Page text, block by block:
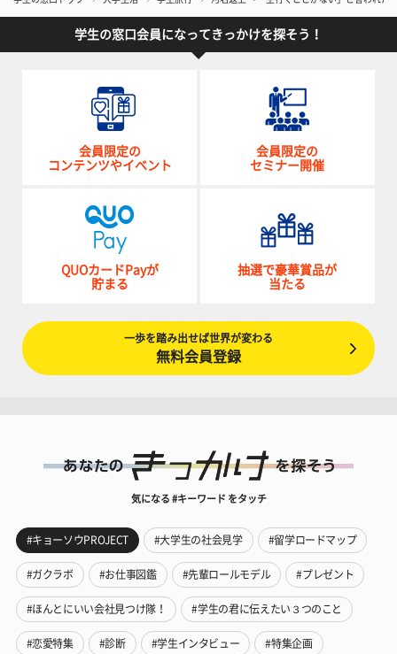
学生の窓口会員になってきっかけを探そう！
会員限定の
コンテンツやイベント
会員限定の
セミナー開催
QUOカードPayが
貯まる
抽選で豪華賞品が
当たる
一歩を踏み出せば世界が変わる
無料会員登録
気になる #キーワード をタッチ
#キョーソウPROJECT #大学生の社会見学 #留学ロードマップ
#ガクラボ #お仕事図鑑 #先輩ロールモデル #プレゼント
#ほんとにいい会社見つけ隊！ #学生の君に伝えたい３つのこと
#恋愛特集 #診断 #学生インタビュー #特集企画